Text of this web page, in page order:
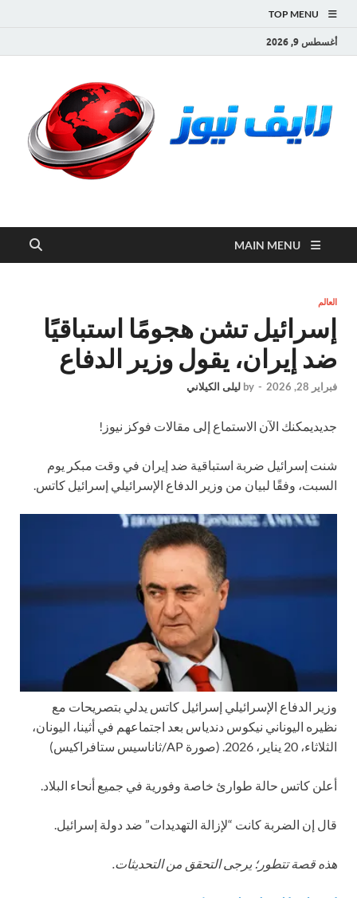
TOP MENU
أغسطس 9, 2026
لايف نيوز
MAIN MENU
العالم
إسرائيل تشن هجومًا استباقيًا
ضد إيران، يقول وزير الدفاع
فبراير 28, 2026 -
by ليلى الكيلاني
جديديمكنك الآن الاستماع إلى مقالات فوكز نيوز!
شنت إسرائيل ضربة استباقية ضد إيران في وقت مبكر يوم
السبت، وفقًا لبيان من وزير الدفاع الإسرائيلي إسرائيل كاتس.
وزير الدفاع الإسرائيلي إسرائيل كاتس يدلي بتصريحات مع
نظيره اليوناني نيكوس دندياس بعد اجتماعهم في أثينا، اليونان،
الثلاثاء، 20 يناير، 2026.
(صورة AP/ثاناسيس ستافراكيس)
أعلن كاتس حالة طوارئ خاصة وفورية في جميع أنحاء البلاد.
قال إن الضربة كانت “لإزالة التهديدات” ضد دولة إسرائيل.
هذه قصة تتطور؛ يرجى التحقق من التحديثات.